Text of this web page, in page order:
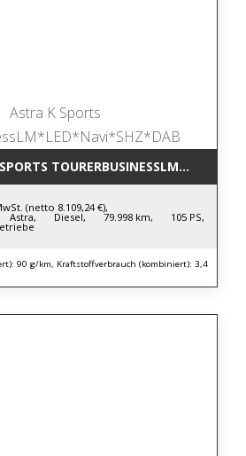
(netto 8.109,24 €),
Astra, Diesel, 79.998 km, 105 PS,
90 g/km, Kraftstoffverbrauch (kombiniert): 3,4